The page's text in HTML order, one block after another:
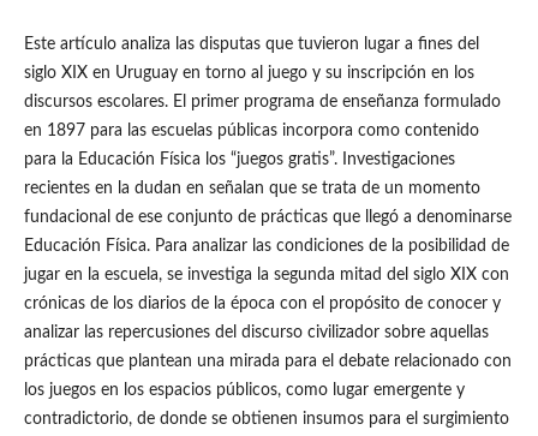
Este artículo analiza las disputas que tuvieron lugar a fines del
siglo XIX en Uruguay en torno al juego y su inscripción en los
discursos escolares. El primer programa de enseñanza formulado
en 1897 para las escuelas públicas incorpora como contenido
para la Educación Física los “juegos gratis”. Investigaciones
recientes en la dudan en señalan que se trata de un momento
fundacional de ese conjunto de prácticas que llegó a denominarse
Educación Física. Para analizar las condiciones de la posibilidad de
jugar en la escuela, se investiga la segunda mitad del siglo XIX con
crónicas de los diarios de la época con el propósito de conocer y
analizar las repercusiones del discurso civilizador sobre aquellas
prácticas que plantean una mirada para el debate relacionado con
los juegos en los espacios públicos, como lugar emergente y
contradictorio, de donde se obtienen insumos para el surgimiento